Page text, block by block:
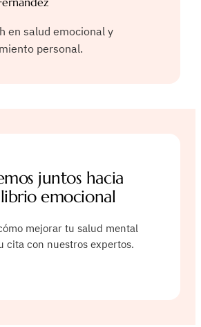
en salud emocional y
personal.
juntos hacia
emocional
mejorar tu salud mental
cita con nuestros expertos.